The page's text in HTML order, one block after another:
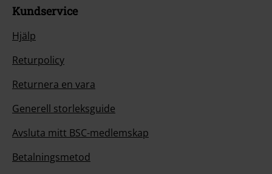
Kundservice
Hjälp
Returpolicy
Returnera en vara
Generell storleksguide
Avsluta mitt BSC-medlemskap
Betalningsmetod